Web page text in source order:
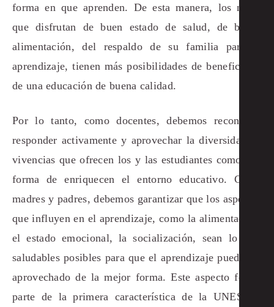
forma en que aprenden. De esta manera, los niños
que disfrutan de buen estado de salud, de buena
alimentación, del respaldo de su familia para el
aprendizaje, tienen más posibilidades de beneficiarse
de una educación de buena calidad.
Por lo tanto, como docentes, debemos reconocer,
responder activamente y aprovechar la diversidad de
vivencias que ofrecen los y las estudiantes como una
forma de enriquecen el entorno educativo. Como
madres y padres, debemos garantizar que los aspectos
que influyen en el aprendizaje, como la alimentación,
el estado emocional, la socialización, sean lo más
saludables posibles para que el aprendizaje pueda ser
aprovechado de la mejor forma. Este aspecto forma
parte de la primera característica de la UNESCO,